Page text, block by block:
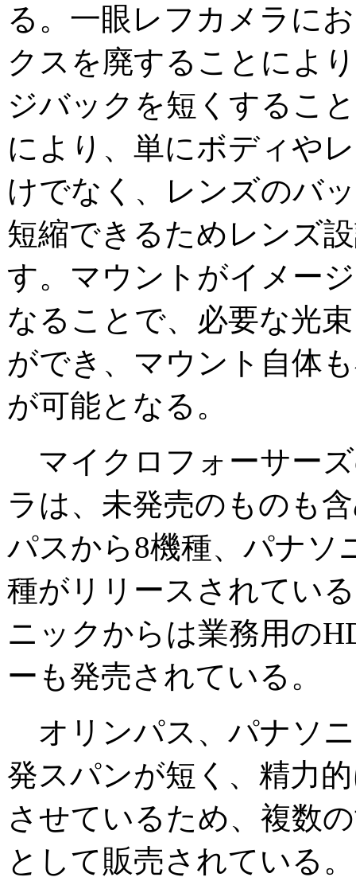
る。一眼レフカメラに
クスを廃することによ
ジバックを短くするこ
により、単にボディや
けでなく、レンズのバ
短縮できるためレンズ
す。マウントがイメー
なることで、必要な光
ができ、マウント自体
が可能となる。
マイクロフォーサー
ラは、未発売のものも
パスから8機種、パナソ
種がリリースされてい
ニックからは業務用の
ーも発売されている。
オリンパス、パナソ
発スパンが短く、精力
させているため、複数
として販売されている